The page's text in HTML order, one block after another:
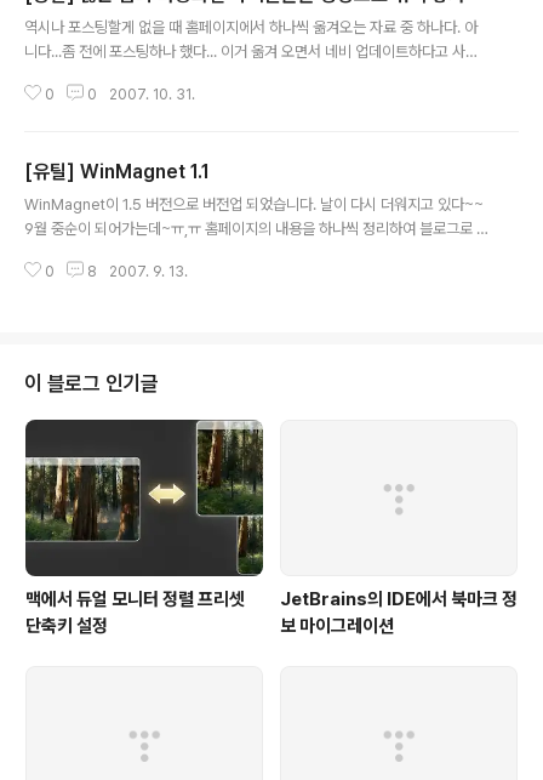
봐도 10진수로 변환이 되지요. 실수 값은 그게 안 되잖아
요...(저만 그런가요...--?) 예를 들어 윈도에서 8바이트 실
05940 이지요... 이 유틸 실행하시고 205940 넣으시
역시나 포스팅할게 없을 때 홈페이지에서 하나씩 옮겨오는 자료 중 하나다. 아
니다...좀 전에 포스팅하나 했다... 이거 옮겨 오면서 네비 업데이트하다고 사고
하던 거 계속 하자.. 이것은 2002년도 5월에 만들었던 작은 프로그램으로 주로
는 방법은 볼랜드 포럼의 유영인.Chris 님의 답변을 참고 하였으며 C++ Build
er 5.0 에서 컴파일 하였다. 전혀 수정 없이 그대로 가져왔으니 VC++에서 컴
파일된다고는 장담 못하겠다.
0 0 2007. 10. 31.
[유틸] WinMagnet 1.1
WinMagnet이 1.5 버전으로 버전업 되었습니다. 날이 다시 더워지고 있다~~
9월 중순이 되어가는데~ㅠ,ㅠ 홈페이지의 내용을 하나씩 정리하여 블로그로 옮
로그 두 개를 유지할 필요성도 없지만 유지도 어렵다~ 하나는 정리해야지... ---
ww.prostars.net/ WinMagnet 윈엠프등의 프로그램에서 자체적으로..
0 8 2007. 9. 13.
이 블로그 인기글
맥에서 듀얼 모니터 정렬 프리셋
단축키 설정
JetBrains의 IDE에서 북마크 정
보 마이그레이션